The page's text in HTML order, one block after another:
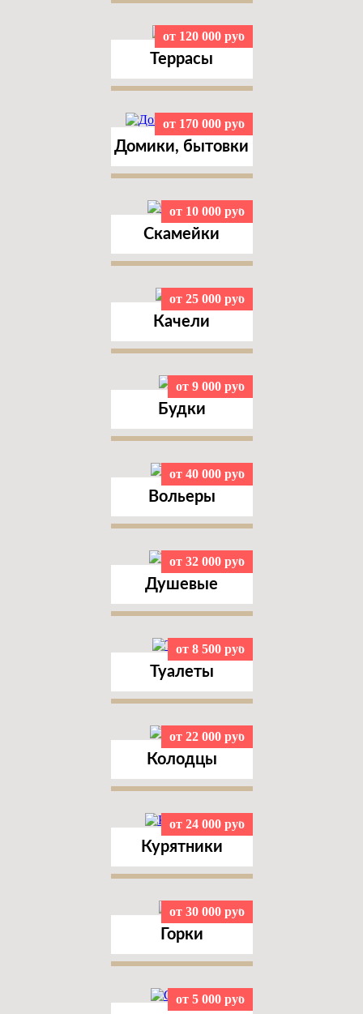
от 120 000 руб
Террасы
от 170 000 руб
Домики, бытовки
от 10 000 руб
Cкамейки
от 25 000 руб
Качели
от 9 000 руб
Будки
от 40 000 руб
Вольеры
от 32 000 руб
Душевые
от 8 500 руб
Туалеты
от 22 000 руб
Колодцы
от 24 000 руб
Курятники
от 30 000 руб
Горки
от 5 000 руб